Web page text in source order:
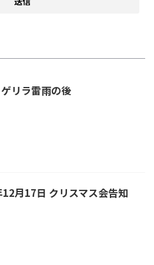
リラ雷雨の後
月17日 クリスマス会告知